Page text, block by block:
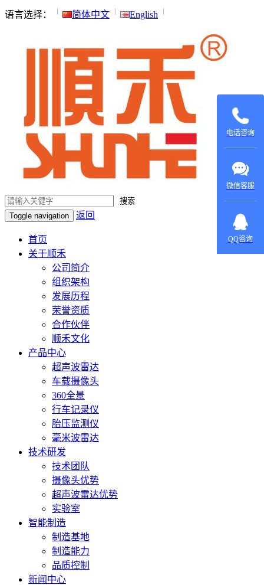
语言选择： 简体中文 English
搜索
Toggle navigation
返回
首页
关于顺禾
公司简介
组织架构
发展历程
荣誉资质
合作伙伴
顺禾文化
产品中心
超声波雷达
车载摄像头
360全景
行车记录仪
胎压监测仪
毫米波雷达
技术研发
技术团队
摄像头优势
超声波雷达优势
实验室
智能制造
制造基地
制造能力
品质控制
新闻中心
电话咨询
微信客服
QQ咨询
在线咨
询：
420022879
在线咨